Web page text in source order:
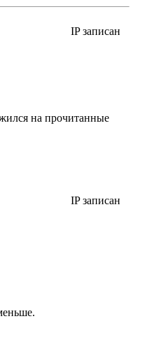
IP записан
на прочитанные
IP записан